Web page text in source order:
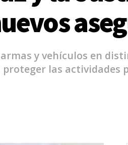
y vehículos en
las